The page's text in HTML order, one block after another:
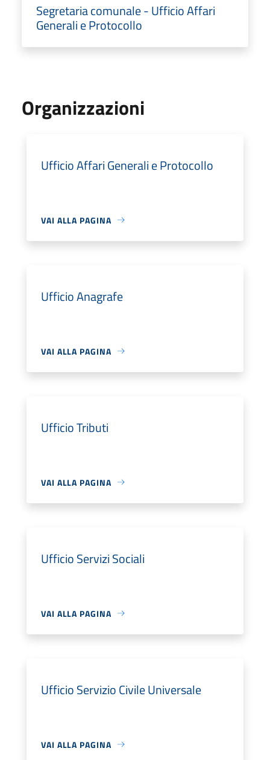
Segretaria comunale - Ufficio Affari
Generali e Protocollo
Organizzazioni
Ufficio Affari Generali e Protocollo
VAI ALLA PAGINA
Ufficio Anagrafe
VAI ALLA PAGINA
Ufficio Tributi
VAI ALLA PAGINA
Ufficio Servizi Sociali
VAI ALLA PAGINA
Ufficio Servizio Civile Universale
VAI ALLA PAGINA